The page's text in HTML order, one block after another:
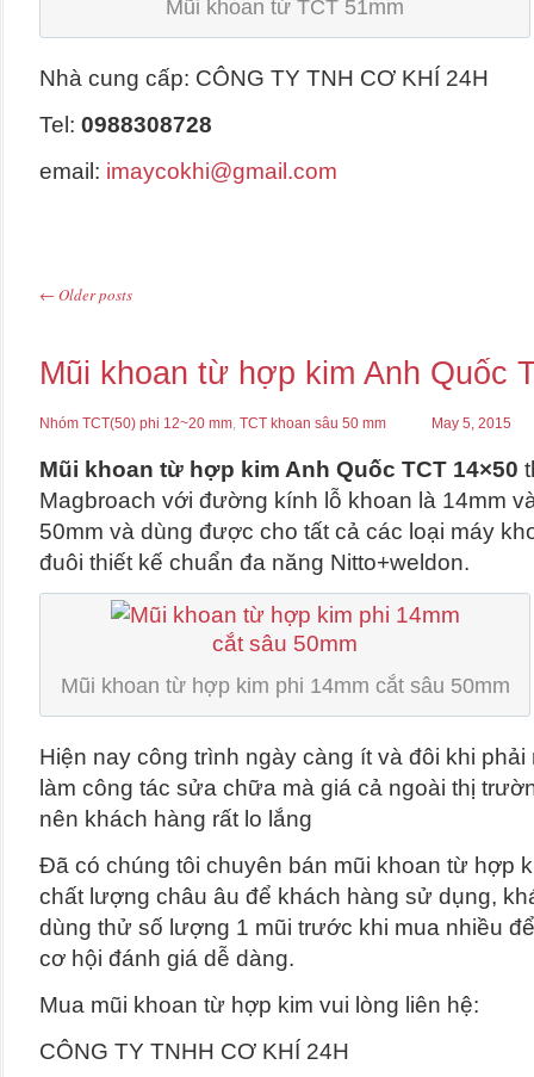
Mũi khoan từ TCT 51mm
Nhà cung cấp: CÔNG TY TNH CƠ KHÍ 24H
Tel: 0988308728
email: imaycokhi@gmail.com
← Older posts
Mũi khoan từ hợp kim Anh Quốc
Nhóm TCT(50) phi 12~20 mm, TCT khoan sâu 50 mm May 5, 2015
Mũi khoan từ hợp kim Anh Quốc TCT 14×50
Magbroach với đường kính lỗ khoan là 14mm
50mm và dùng được cho tất cả các loại máy
đuôi thiết kế chuẩn đa năng Nitto+weldon.
Mũi khoan từ hợp kim phi 14mm cắt sâu 50mm
Hiện nay công trình ngày càng ít và đôi khi
làm công tác sửa chữa mà giá cả ngoài thị
nên khách hàng rất lo lắng
Đã có chúng tôi chuyên bán mũi khoan từ hợp
chất lượng châu âu để khách hàng sử dụng,
dùng thử số lượng 1 mũi trước khi mua nhiều
cơ hội đánh giá dễ dàng.
Mua mũi khoan từ hợp kim vui lòng liên hệ:
CÔNG TY TNHH CƠ KHÍ 24H